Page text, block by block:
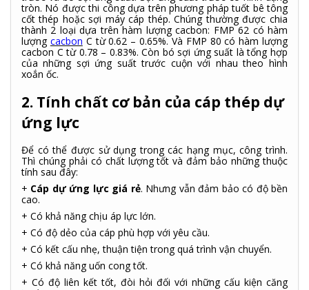
tròn. Nó được thi công dựa trên phương pháp tuốt bê tông
cốt thép hoặc sợi máy cáp thép. Chúng thường được chia
thành 2 loại dựa trên hàm lượng cacbon: FMP 62 có hàm
lượng cacbon C từ 0.62 – 0.65%. Và FMP 80 có hàm lượng
cacbon C từ 0.78 – 0.83%. Còn bó sợi ứng suất là tổng hợp
của những sợi ứng suất trước cuộn với nhau theo hình
xoắn ốc.
2. Tính chất cơ bản của cáp thép dự
ứng lực
Để có thể được sử dụng trong các hạng mục, công trình.
Thì chúng phải có chất lượng tốt và đảm bảo những thuộc
tính sau đây:
+ Cáp dự ứng lực giá rẻ. Nhưng vẫn đảm bảo có độ bền
cao.
+ Có khả năng chịu áp lực lớn.
+ Có độ dẻo của cáp phù hợp với yêu cầu.
+ Có kết cấu nhẹ, thuận tiện trong quá trình vận chuyển.
+ Có khả năng uốn cong tốt.
+ Có độ liên kết tốt, đòi hỏi đối với những cấu kiện căng